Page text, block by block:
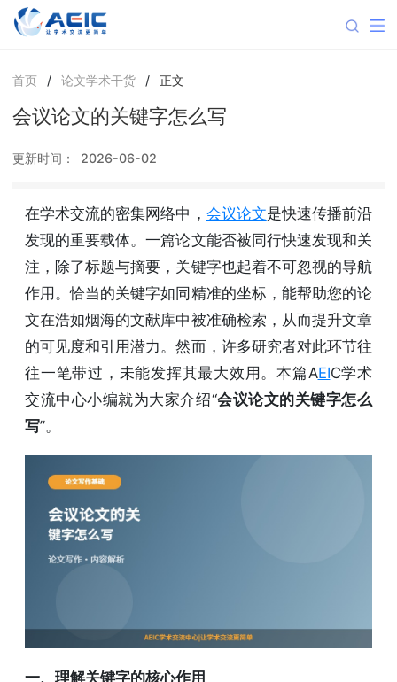
首页 / 论文学术干货 / 正文
会议论文的关键字怎么写
更新时间： 2026-06-02
在学术交流的密集网络中， 会议论文是快速传播前沿
发现的重要载体。一篇论文能否被同行快速发现和关
注，除了标题与摘要，关键字也起着不可忽视的导航
作用。恰当的关键字如同精准的坐标，能帮助您的论
文在浩如烟海的文献库中被准确检索，从而提升文章
的可见度和引用潜力。然而，许多研究者对此环节往
往一笔带过，未能发挥其最大效用。本篇AEIC学术
交流中心小编就为大家介绍“会议论文的关键字怎么
写”。
一、理解关键字的核心作用